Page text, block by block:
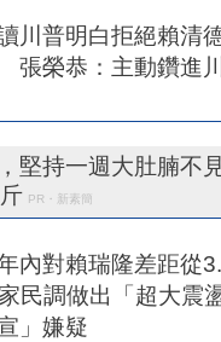
川普明白拒絕賴清
張榮恭：主動鑽進
堅持一週大肚腩不
PR・新素簡
內對賴瑞隆差距從
民調做出「超大震
宣」嫌疑